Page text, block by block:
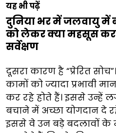
यह भी पढ़ें
दुनिया भर में जलवायु में
को लेकर क्या महसूस
सर्वेक्षण
दूसरा कारण है “प्रेरित
कामों को ज्यादा प्रभावी
कर रहे होते हैं। इससे उन्हें
बचाने में अच्छा योगदान दे
इससे वे उन बड़े बदलावों के